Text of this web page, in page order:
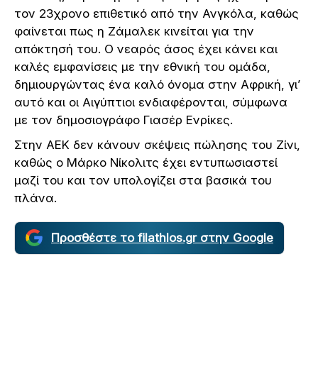
τον 23χρονο επιθετικό από την Ανγκόλα, καθώς
φαίνεται πως η Ζάμαλεκ κινείται για την
απόκτησή του. Ο νεαρός άσος έχει κάνει και
καλές εμφανίσεις με την εθνική του ομάδα,
δημιουργώντας ένα καλό όνομα στην Αφρική, γι’
αυτό και οι Αιγύπτιοι ενδιαφέρονται, σύμφωνα
με τον δημοσιογράφο Γιασέρ Ενρίκες.
Στην ΑΕΚ δεν κάνουν σκέψεις πώλησης του Ζίνι,
καθώς ο Μάρκο Νίκολιτς έχει εντυπωσιαστεί
μαζί του και τον υπολογίζει στα βασικά του
πλάνα.
Προσθέστε το filathlos.gr στην Google